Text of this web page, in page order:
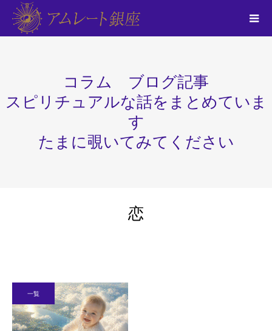
コラム ブログ記事
スピリチュアルな話をまとめていま
す
たまに覗いてみてください
恋
一覧